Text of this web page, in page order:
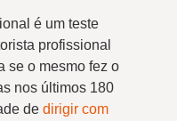
é um teste
profissional
se o mesmo fez o
nos últimos 180
de dirigir com